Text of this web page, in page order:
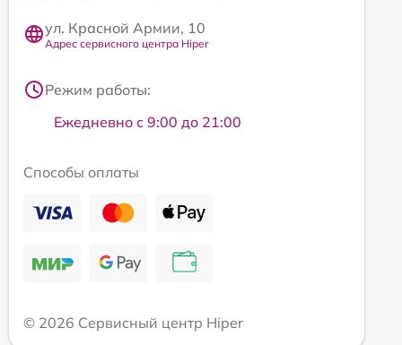
ул. Красной Армии, 10
Адрес сервисного центра Hiper
Режим работы:
Ежедневно с 9:00 до 21:00
Способы оплаты
© 2026 Сервисный центр Hiper